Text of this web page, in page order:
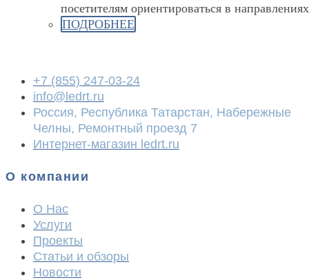
посетителям ориентироваться в
ПОДРОБНЕЕ
+7 (855) 247-03-24
info@ledrt.ru
Россия, Республика Татарстан, Набережные
Челны, Ремонтный проезд 7
Интернет-магазин ledrt.ru
О компании
О Нас
Услуги
Проекты
Статьи и обзоры
Новости